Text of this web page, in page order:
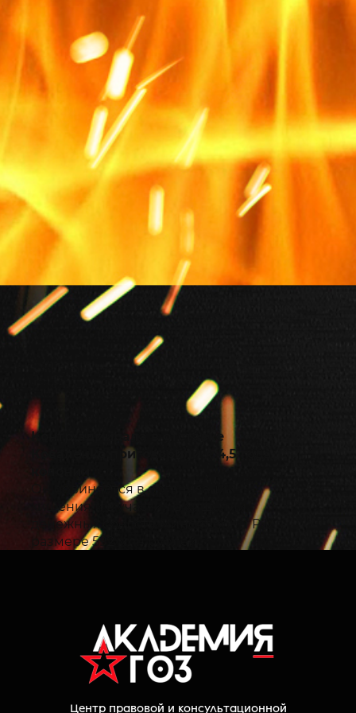
Контр-адмирала в отставке
Коваленко приговорили к 4,5 года
Он обвиняется в организации
хищения и в участии в хищении
денежных средств Минобороны РФ в
размере 592 млн рублей
Николая Коваленко, обвиняемого в
организации хищения и в участии в
хищении денежных средств
Минобороны РФ в размере 592 млн
Центр правовой и консультационной